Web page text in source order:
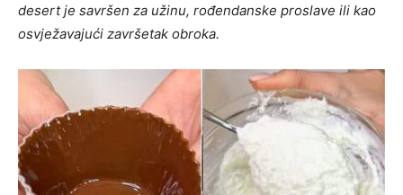
desert je savršen za užinu, rođendanske proslave ili kao
osvježavajući završetak obroka.